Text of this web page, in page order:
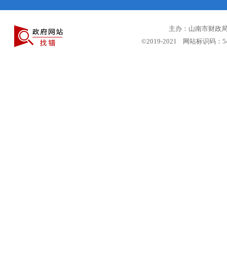
主办：山南市财政
©2019-2021 网站标识码：